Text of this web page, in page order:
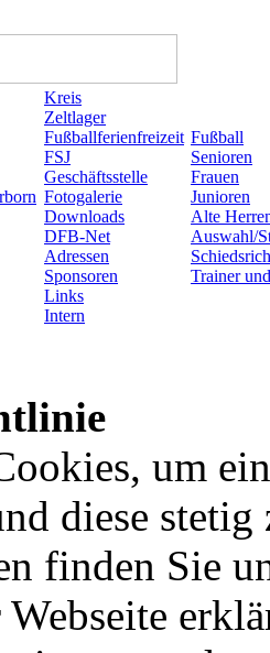
Kreis
Zeltlager
Fußballferienfreizeit
FSJ
Geschäftsstelle
Fotogalerie
Downloads
DFB-Net
Adressen
Sponsoren
Links
Intern
Fußball
Senioren
Frauen
Junioren
Alte
Auswahl/
Trainer
um
diese stetig
finden Sie